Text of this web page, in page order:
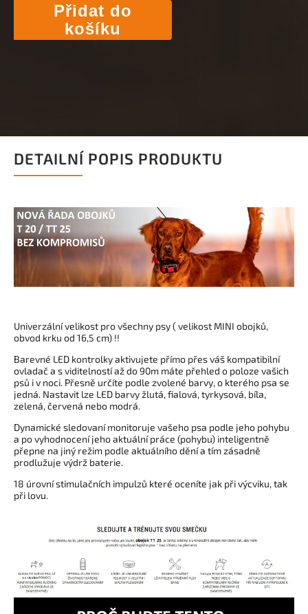
Přidat do
košíku
DETAILNÍ POPIS PRODUKTU
Univerzální velikost pro všechny psy ( velikost MINI obojků,
obvod krku od 16,5 cm) !!
Barevné LED kontrolky aktivujete přímo přes váš kompatibilní
ovladač a s viditelností až do 90m máte přehled o poloze vašich
psů i v noci. Přesně určíte podle zvolené barvy, o kterého psa se
jedná. Nastavit lze LED barvy žlutá, fialová, tyrkysová, bíla,
zelená, červená nebo modrá.
Dynamické sledovaní monitoruje vašeho psa podle jeho pohybu
a po vyhodnocení jeho aktuální práce (pohybu) inteligentně
přepne na jiný režim podle aktuálního dění a tím zásadně
prodlužuje výdrž baterie.
18 úrovní stimulačních impulzů které oceníte jak při výcviku, tak
při lovu.